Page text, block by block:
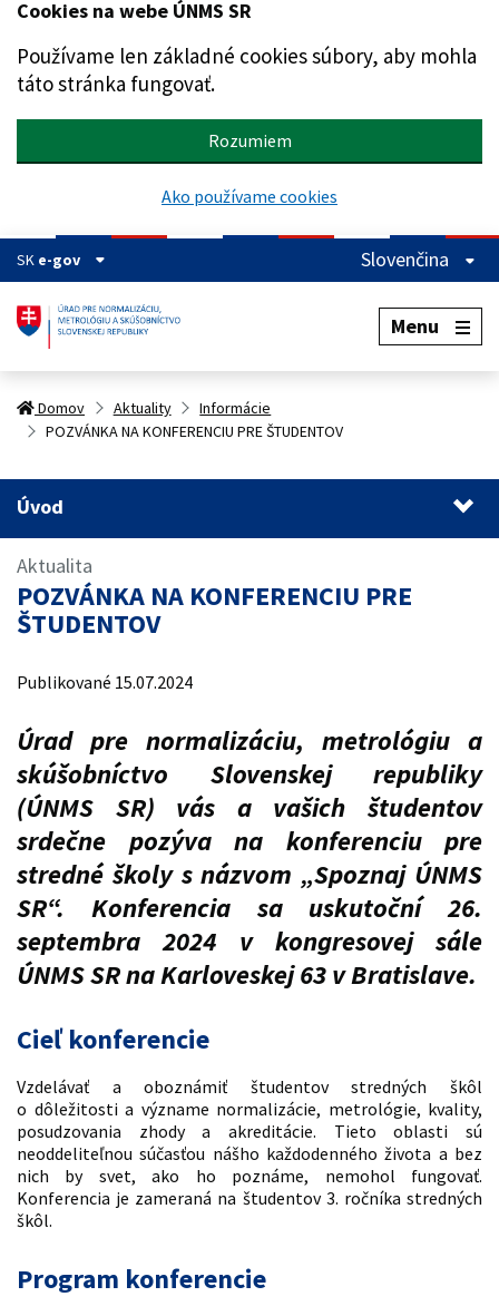
Preskočiť na hlavný obsah
Cookies na webe ÚNMS SR
Používame len základné cookies súbory, aby mohla
táto stránka fungovať.
Rozumiem
Ako používame cookies
SK e-gov Slovenčina
Menu
Domov Aktuality
Informácie
POZVÁNKA NA KONFERENCIU PRE ŠTUDENTOV
Úvod
1. Cieľ konferencie
2.Program konferencie
Aktualita
POZVÁNKA NA KONFERENCIU PRE
ŠTUDENTOV
Publikované 15.07.2024
Úrad pre normalizáciu, metrológiu a
skúšobníctvo Slovenskej republiky
(ÚNMS SR) vás a vašich študentov
srdečne pozýva na konferenciu pre
stredné školy s názvom „Spoznaj ÚNMS
SR“. Konferencia sa uskutoční 26.
septembra 2024 v kongresovej sále
ÚNMS SR na Karloveskej 63 v Bratislave.
Cieľ konferencie
Vzdelávať a oboznámiť študentov stredných škôl
o dôležitosti a význame normalizácie, metrológie, kvality,
posudzovania zhody a akreditácie. Tieto oblasti sú
neoddeliteľnou súčasťou nášho každodenného života a bez
nich by svet, ako ho poznáme, nemohol fungovať.
Konferencia je zameraná na študentov 3. ročníka stredných
škôl.
Program konferencie